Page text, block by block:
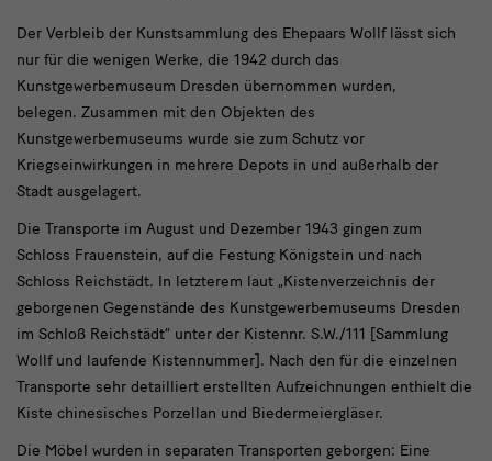
Der Verbleib der Kunstsammlung des Ehepaars Wollf lässt sich
nur für die wenigen Werke, die 1942 durch das
Kunstgewerbemuseum Dresden übernommen wurden,
belegen. Zusammen mit den Objekten des
Kunstgewerbemuseums wurde sie zum Schutz vor
Kriegseinwirkungen in mehrere Depots in und außerhalb der
Stadt ausgelagert.
Die Transporte im August und Dezember 1943 gingen zum
Schloss Frauenstein, auf die Festung Königstein und nach
Schloss Reichstädt. In letzterem laut „Kistenverzeichnis der
geborgenen Gegenstände des Kunstgewerbemuseums Dresden
im Schloß Reichstädt“ unter der Kistennr. S.W./111 [Sammlung
Wollf und laufende Kistennummer]. Nach den für die einzelnen
Transporte sehr detailliert erstellten Aufzeichnungen enthielt die
Kiste chinesisches Porzellan und Biedermeiergläser.
Die Möbel wurden in separaten Transporten geborgen: Eine